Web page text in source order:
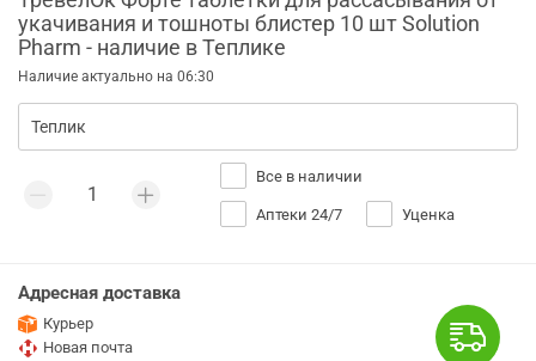
укачивания и тошноты блистер 10 шт Solution
Pharm - наличие в Теплике
Наличие актуально на 06:30
Все в наличии
Аптеки 24/7 Уценка
Адресная доставка
Курьер
Новая почта